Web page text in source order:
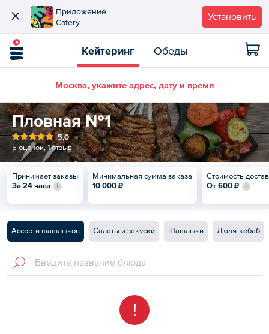
Приложение
Catery
Установить
Кейтеринг Обеды
Москва, укажите адрес, дату и время
Пловная №1
5,0
5 оценок,1 отзыв
Принимает заказы
За 24 часа
Минимальная сумма заказа
10 000 ₽
Стоимость
От 600 ₽
Ассорти шашлыков Салаты и закуски Шашлыки Люля-кебаб
!